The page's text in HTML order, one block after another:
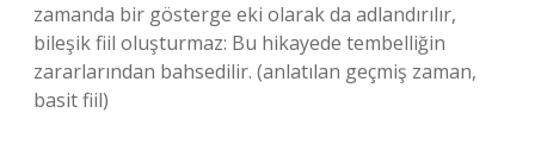
zamanda bir gösterge eki olarak da adlandırılır,
bileşik fiil oluşturmaz: Bu hikayede tembelliğin
zararlarından bahsedilir. (anlatılan geçmiş zaman,
basit fiil)